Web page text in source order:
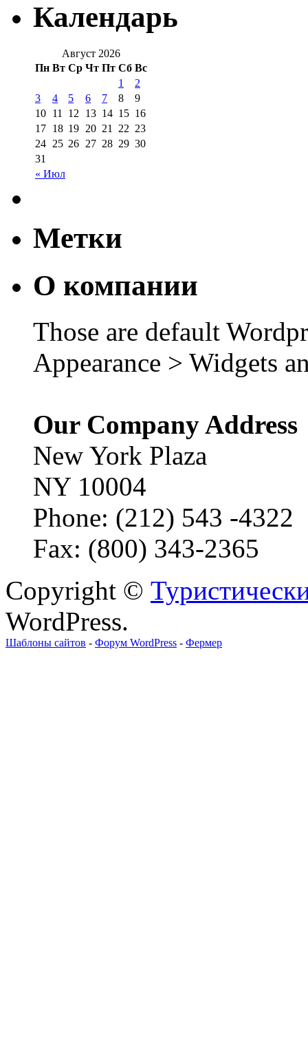
Календарь
Август 2026
Пн Вт Ср Чт Пт Сб Вс
« Июл
1
2
3
4 5 6 7 8
9
10 11 12 13 14 15 16
17 18 19 20 21 22 23
24 25 26 27 28 29 30
31
Метки
О компании
Those are default
Appearance > Widgets
Our Company Address
New York Plaza
NY 10004
Phone: (212) 543 -4322
Fax: (800) 343-2365
Copyright ©
WordPress.
Шаблоны сайтов - Форум WordPress - Фермер